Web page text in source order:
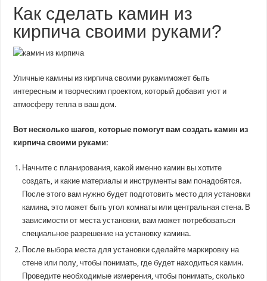
Как сделать камин из
кирпича своими руками?
Уличные камины из кирпича своими рукамиможет быть
интересным и творческим проектом, который добавит уют и
атмосферу тепла в ваш дом.
Вот несколько шагов, которые помогут вам создать камин из
кирпича своими руками:
Начните с планирования, какой именно камин вы хотите
создать, и какие материалы и инструменты вам понадобятся.
После этого вам нужно будет подготовить место для установки
камина, это может быть угол комнаты или центральная стена. В
зависимости от места установки, вам может потребоваться
специальное разрешение на установку камина.
После выбора места для установки сделайте маркировку на
стене или полу, чтобы понимать, где будет находиться камин.
Проведите необходимые измерения, чтобы понимать, сколько